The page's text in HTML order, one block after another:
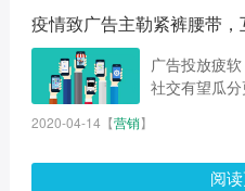
疫情致广告主勒紧裤腰带
广告投放疲
社交有望瓜
2020-04-14 【营销】
阅